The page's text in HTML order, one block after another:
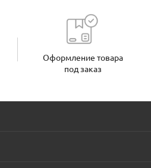
Оформление товара
под заказ